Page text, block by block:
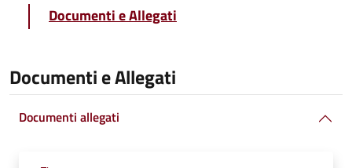
Documenti e Allegati
Documenti e Allegati
Documenti allegati